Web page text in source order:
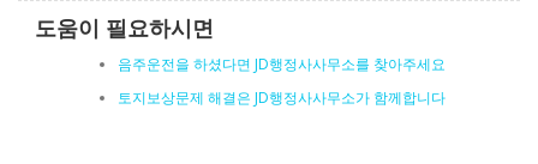
도움이 필요하시면
음주운전을 하셨다면 JD행정사사무소를 찾아주세요
토지보상문제 해결은 JD행정사사무소가 함께합니다